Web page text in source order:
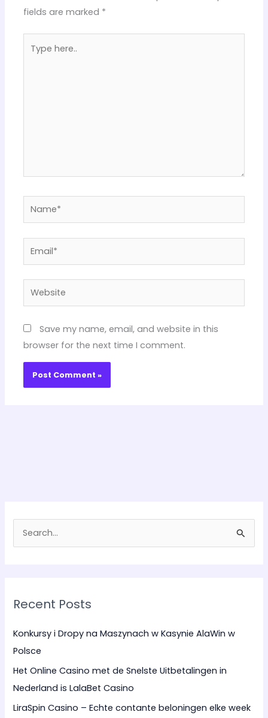
fields are marked *
here..
Name*
Website
Save my name, email, and website in this
browser for the next time I comment.
c
f
o
r
:
Recent Posts
Konkursy i Dropy na Maszynach w Kasynie AlaWin w
Polsce
Het Online Casino met de Snelste Uitbetalingen in
Nederland is LalaBet Casino
LiraSpin Casino – Echte contante beloningen elke week